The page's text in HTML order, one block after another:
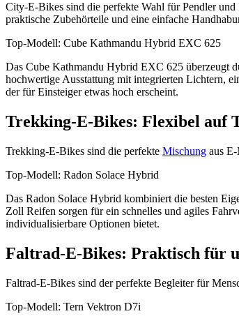
City-E-Bikes sind die perfekte Wahl für Pendler
praktische Zubehörteile und eine einfache
Top-Modell: Cube Kathmandu Hybrid EXC 625
Das Cube Kathmandu Hybrid EXC 625 überzeugt
hochwertige Ausstattung mit integrierten Lichtern,
der für Einsteiger etwas hoch erscheint.
Trekking-E-Bikes: Flexibel auf
Trekking-E-Bikes sind die perfekte Mischung aus
Top-Modell: Radon Solace Hybrid
Das Radon Solace Hybrid kombiniert die besten
Zoll Reifen sorgen für ein schnelles und agiles
individualisierbare Optionen bietet.
Faltrad-E-Bikes: Praktisch für
Faltrad-E-Bikes sind der perfekte Begleiter für
Top-Modell: Tern Vektron D7i